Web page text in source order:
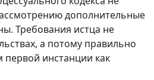
дополнительные
Требования истца не
а потому правильно
инстанции как